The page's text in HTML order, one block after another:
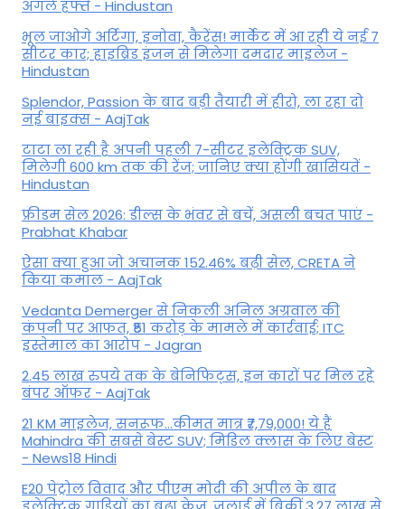
अगले हफ्ते - Hindustan
भूल जाओगे अर्टिगा, इनोवा, कैरेंस! मार्केट में आ रही ये नई 7
सीटर कार; हाइब्रिड इंजन से मिलेगा दमदार माइलेज -
Hindustan
Splendor, Passion के बाद बड़ी तैयारी में हीरो, ला रहा दो
नई बाइक्स - AajTak
टाटा ला रही है अपनी पहली 7-सीटर इलेक्ट्रिक SUV,
मिलेगी 600 km तक की रेंज; जानिए क्या होंगी खासियतें -
Hindustan
फ्रीडम सेल 2026: डील्स के भंवर से बचें, असली बचत पाएं -
Prabhat Khabar
ऐसा क्या हुआ जो अचानक 152.46% बढ़ी सेल, CRETA ने
किया कमाल - AajTak
Vedanta Demerger से निकली अनिल अग्रवाल की
कंपनी पर आफत, ₹51 करोड़ के मामले में कार्रवाई; ITC
इस्तेमाल का आरोप - Jagran
2.45 लाख रुपये तक के बेनिफिट्स, इन कारों पर मिल रहे
बंपर ऑफर - AajTak
21 KM माइलेज, सनरूफ...कीमत मात्र ₹7,79,000! ये हैं
Mahindra की सबसे बेस्ट SUV; मिडिल क्लास के लिए बेस्ट
- News18 Hindi
E20 पेट्रोल विवाद और पीएम मोदी की अपील के बाद